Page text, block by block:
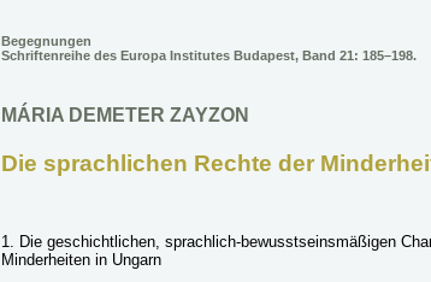
Begegnungen
Schriftenreihe des Europa Institutes Budapest, Band 21: 185–198.
MÁRIA DEMETER ZAYZON
Die sprachlichen Rechte der
1. Die geschichtlichen, sprachlich-bewusstseinsmäßigen
Minderheiten in Ungarn